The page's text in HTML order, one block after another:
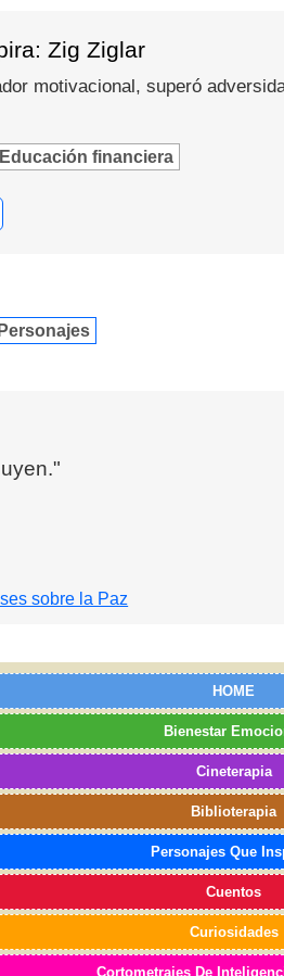
Zig Ziglar
motivacional, superó
Educación financiera
Personajes
sobre la Paz
HOME
Bienestar
Cineterapia
Biblioterapia
Personajes Que
Cuentos
Curiosidades
Cortometrajes De